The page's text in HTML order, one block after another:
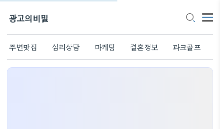
광고의비밀
주변맛집 심리상담 마케팅 결혼정보 파크골프